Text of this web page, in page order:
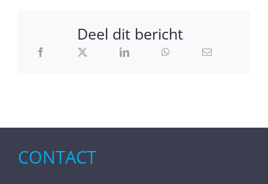
Deel dit bericht
CONTACT